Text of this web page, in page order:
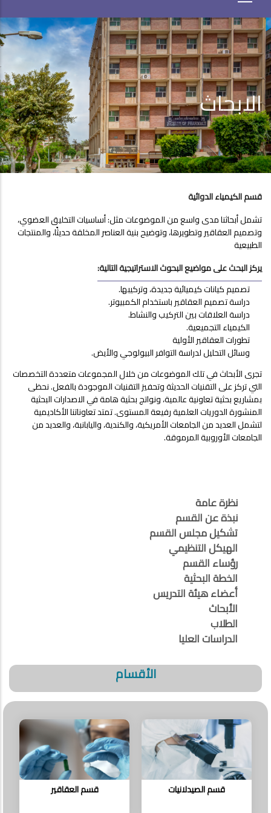
الابحاث
قسم الكيمياء الدوائية
تشمل أبحاثنا مدى واسع من الموضوعات مثل: أساسيات التخليق العضوي،
وتصميم العقاقير وتطويرها، وتوضيح بنية العناصر المخلقة حديثًا، والمنتجات
الطبيعية
يركز البحث على مواضيع البحوث الاستراتيجية التالية:
تصميم كيانات كيميائية جديدة، وتركيبها.
دراسة تصميم العقاقير باستخدام الكمبيوتر.
دراسة العلاقات بين التركيب والنشاط.
الكيمياء التجميعية.
تطورات العقاقير الأولية
وسائل التحليل لدراسة التوافر البيولوجي والأيض.
تجرى الأبحاث في تلك الموضوعات من خلال المجموعات متعددة التخصصات
التي تركز على التقنيات الحديثة وتحفيز التقنيات الموجودة بالفعل. نحظى
بمشاريع بحثية تعاونية عالمية، ونواتج بحثية هامة في الاصدارات البحثية
المنشورة الدوريات العلمية رفيعة المستوى. تمتد تعاوناتنا الأكاديمية
لتشمل العديد من الجامعات الأمريكية، والكندية، واليابانبة، والعديد من
الجامعات الأوروبية المرموقة.
نظرة عامة
نبذة عن القسم
تشكيل مجلس القسم
الهيكل التنظيمي
رؤساء القسم
الخطة البحثية
أعضاء هيئة التدريس
الأبحاث
الطلاب
الدراسات العليا
الأقسام
قسم الصيدلانيات قسم العقاقير